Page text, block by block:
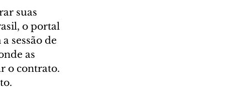
suas
o portal
sessão de
as
o contrato.